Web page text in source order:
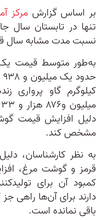
بر اساس گزارش مرکز
نسبت مدت مشابه سال
به‌طور متوسط قیمت یک
کیلوگرم گاو پرواری
دلیل افزایش قیمت
مشخص کند.
به نظر کارشناسان،
قرمز و گوشت مرغ،
کمبود آن برای
دارند برای آن‌ها راهی
باقی نمانده است.